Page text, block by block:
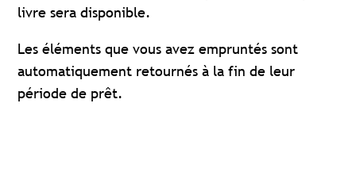
livre sera disponible.
Les éléments que vous avez empruntés sont
automatiquement retournés à la fin de leur
période de prêt.